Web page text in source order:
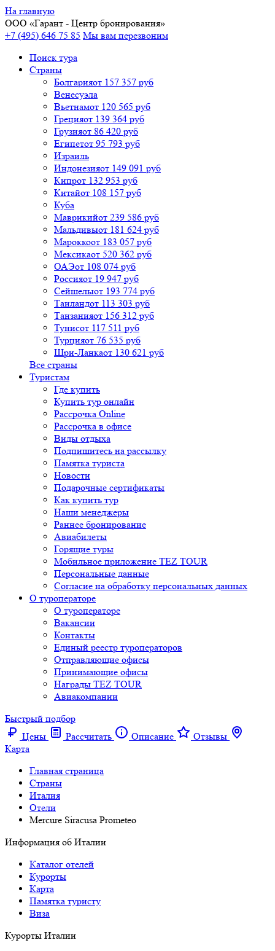
На главную
ООО «Гарант - Центр бронирования»
+7 (495) 646 75 85 Мы вам перезвоним
Поиск тура
Cтраны
Болгарияот 157 357 руб
Венесуэла
Вьетнамот 120 565 руб
Грецияот 139 364 руб
Грузияот 86 420 руб
Египетот 95 793 руб
Израиль
Индонезияот 149 091 руб
Кипрот 132 953 руб
Китайот 108 157 руб
Куба
Маврикийот 239 586 руб
Мальдивыот 181 624 руб
Мароккоот 183 057 руб
Мексикаот 520 362 руб
ОАЭот 108 074 руб
Россияот 19 947 руб
Сейшелыот 193 774 руб
Таиландот 113 303 руб
Танзанияот 156 312 руб
Тунисот 117 511 руб
Турцияот 76 535 руб
Шри-Ланкаот 130 621 руб
Все страны
Туристам
Где купить
Купить тур онлайн
Рассрочка Online
Рассрочка в офисе
Виды отдыха
Подпишитесь на рассылку
Памятка туриста
Новости
Подарочные сертификаты
Как купить тур
Наши менеджеры
Раннее бронирование
Авиабилеты
Горящие туры
Мобильное приложение TEZ TOUR
Персональные данные
Согласие на обработку персональных данных
О туроператоре
О туроператоре
Вакансии
Контакты
Единый реестр туроператоров
Отправляющие офисы
Принимающие офисы
Награды TEZ TOUR
Авиакомпании
Быстрый подбор
Цены
Рассчитать Описание
Отзывы
Карта
Главная страница
Cтраны
Италия
Отели
Mercure Siracusa Prometeo
Информация об Италии
Каталог отелей
Курорты
Карта
Памятка туристу
Виза
Курорты Италии